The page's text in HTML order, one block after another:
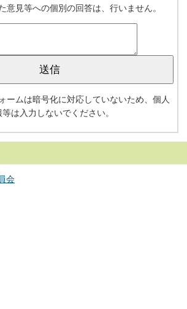
意見等への個別の回答は、行いません。
ームは暗号化に対応していないため、個人
等は入力しないでください。
会